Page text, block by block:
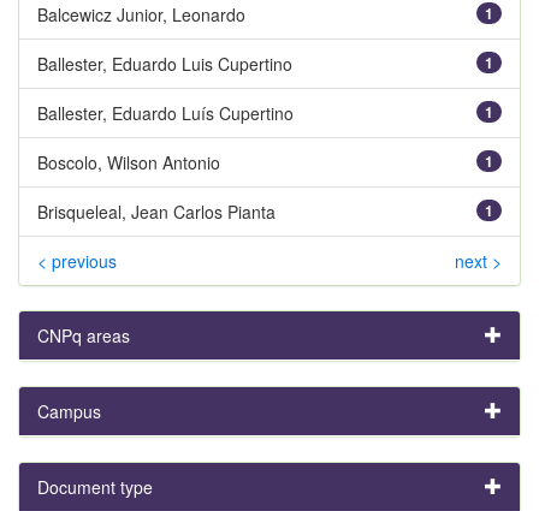
1
Balcewicz Junior, Leonardo
1
Ballester, Eduardo Luis Cupertino
1
Ballester, Eduardo Luís Cupertino
1
Boscolo, Wilson Antonio
1
Brisqueleal, Jean Carlos Pianta
< previous next >
CNPq areas
Campus
Document type